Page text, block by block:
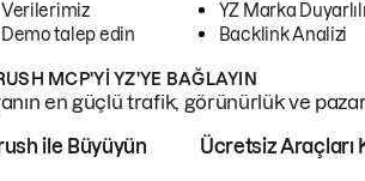
Verilerimiz
Demo talep edin
YZ Marka
Backlink Analizi
MCP'YI YZ'YE BAĞLAYIN
en güçlü trafik, görünürlük ve
ile Büyüyün Ücretsiz Araçları